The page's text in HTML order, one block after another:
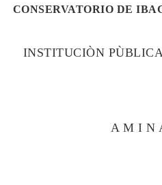
CONSERVATORIO DE
INSTITUCIÒN
A M I N